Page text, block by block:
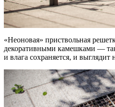
«Неоновая» приствольная
декоративными камешками —
и влага сохраняется, и выглядит